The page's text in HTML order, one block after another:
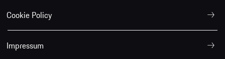
Cookie Policy
Impressum